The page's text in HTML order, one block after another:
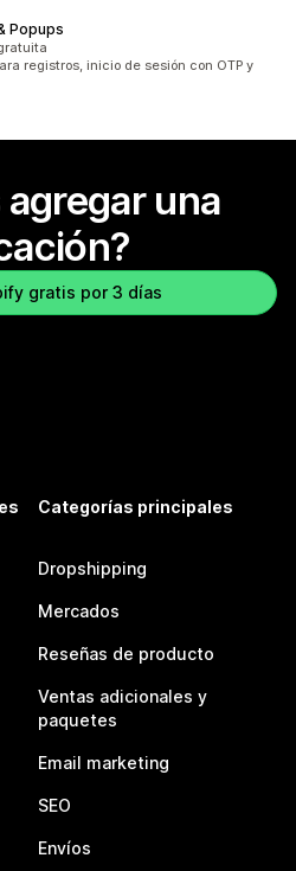
Popups
registros, inicio de sesión con OTP y
una
gratis por 3 días
Categorías principales
Dropshipping
Mercados
Reseñas de producto
Ventas adicionales y
paquetes
Email marketing
SEO
Envíos